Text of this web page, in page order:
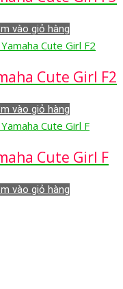
vào giỏ hàng
Cute Girl F2
vào giỏ hàng
Cute Girl F
vào giỏ hàng